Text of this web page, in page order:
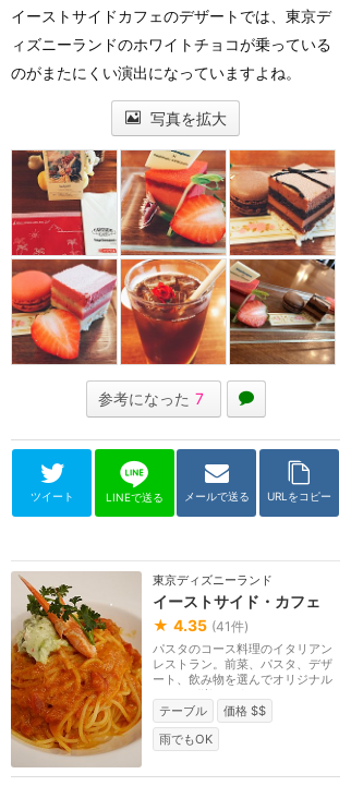
イーストサイドカフェのデザートでは、東京デ
ィズニーランドのホワイトチョコが乗っている
のがまたにくい演出になっていますよね。
写真を拡大
参考になった 7
ツイート LINEで送る メールで送る URLをコピー
東京ディズニーランド
イーストサイド・カフェ
★ 4.35 (41件)
パスタのコース料理のイタリアン
レストラン。前菜、パスタ、デザ
ート、飲み物を選んでオリジナル
コースが楽しめま...
テーブル
価格 $$
雨でもOK